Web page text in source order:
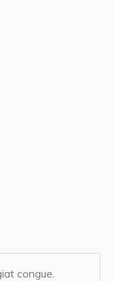
congue.